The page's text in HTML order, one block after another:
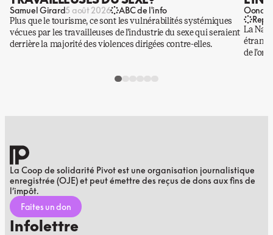
Samuel Girard5 août 2026 ABC de l'info
Plus que le tourisme, ce sont les vulnérabilités systémiques
vécues par les travailleuses de l’industrie du sexe qui seraient
derrière la majorité des violences dirigées contre-elles.
Oona
La
de l’or.
La Coop de solidarité Pivot est une organisation journalistique
enregistrée (OJE) et peut émettre des reçus de dons aux fins de
l’impôt.
Faites un don
Infolettre